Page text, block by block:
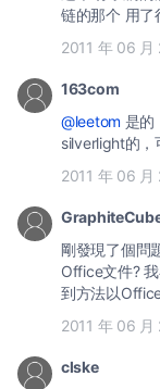
链的那个 用了
2011 年 06 月
163com
@leetom 是的
silverlight的，
2011 年 06
剛發現了個問
Office文件?
到方法以
2011 年 06 月
clske